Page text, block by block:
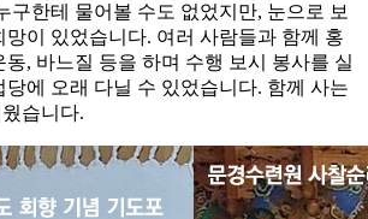
구한테 물어볼 수도 없었지만, 눈으로 보
망이 있었습니다. 여러 사람들과 함께 홍
동, 바느질 등을 하며 수행 보시 봉사를 실
당에 오래 다닐 수 있었습니다. 함께 사는
습니다.